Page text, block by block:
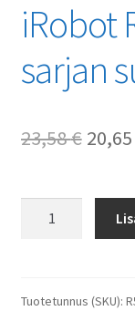
iRobot
sarjan
23,58€
oli:
20,65
suodatin
Tuotetunnus (SKU):